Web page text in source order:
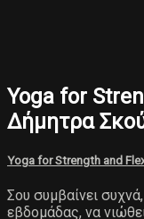
Yoga for
Δήμητρα
Yoga for Strength and
Σου συμβαίνει
εβδομάδας, να